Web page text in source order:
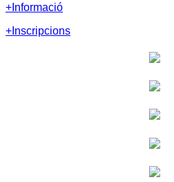
+Informació
+Inscripcions